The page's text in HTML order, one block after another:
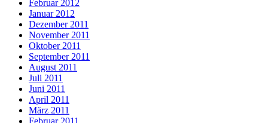
Februar 2012
Januar 2012
Dezember 2011
November 2011
Oktober 2011
September 2011
August 2011
Juli 2011
Juni 2011
April 2011
März 2011